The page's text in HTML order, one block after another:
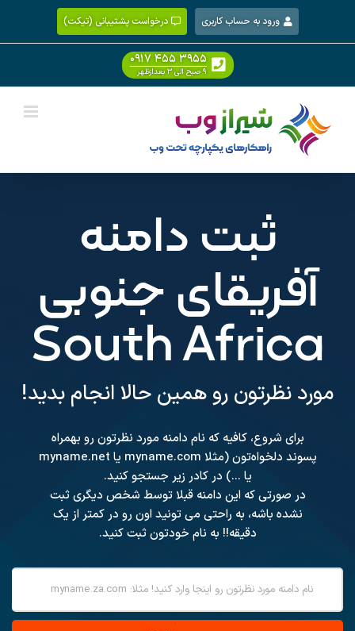
content
ورود به حساب کاربری درخواست پشتیبانی (تیکت)
۰۹۱۷ ۴۵۵ ۳۹۵۵
۹ صبح الی ۳ بعدازظهر
ثبت دامنه
آفریقای جنوبی
South Africa
مورد نظرتون رو همین حالا انجام بدید!
برای شروع، کافیه که نام دامنه مورد نظرتون رو بهمراه
پسوند دلخواه‌تون (مثلا myname.com یا myname.net
یا ...) در کادر زیر جستجو کنید.
در صورتی که این دامنه قبلا توسط شخص دیگری ثبت
نشده باشه، به راحتی می تونید اون رو در کمتر از یک
دقیقه!! به نام خودتون ثبت کنید.